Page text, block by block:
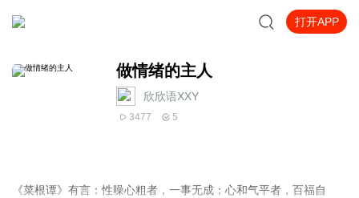
打开APP
做情绪的主人
欣欣语XXY
3477 5
《菜根谭》有言：性噪心粗者，一事无成；心和气平者，百福自